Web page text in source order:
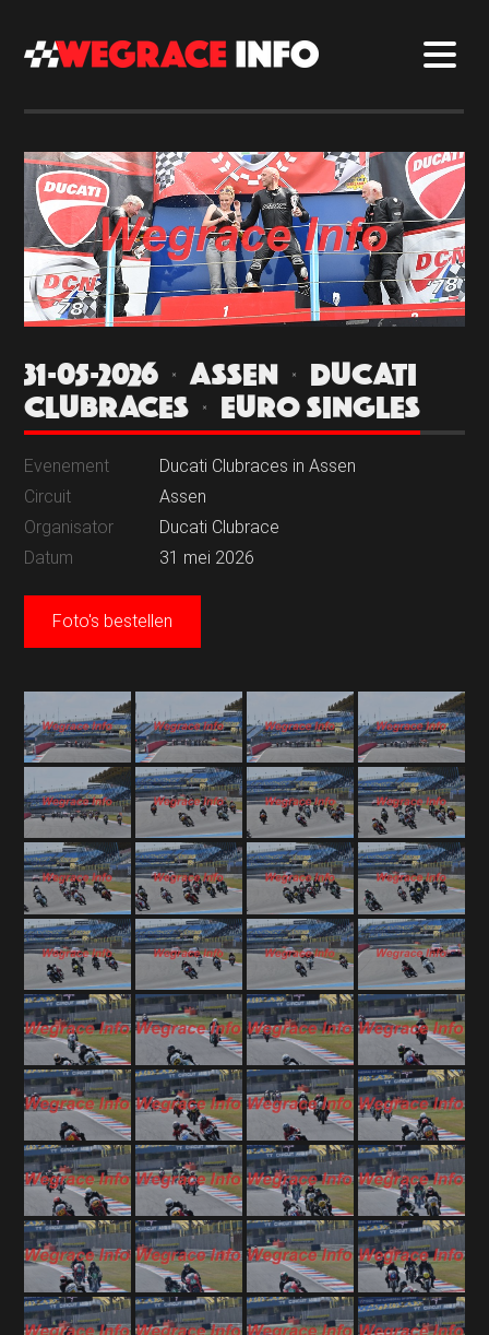
31-05-2026 | ASSEN | DUCATI
CLUBRACES | EURO SINGLES
Evenement
Ducati Clubraces in Assen
Circuit
Assen
Organisator
Ducati Clubrace
Datum
31 mei 2026
Foto's bestellen